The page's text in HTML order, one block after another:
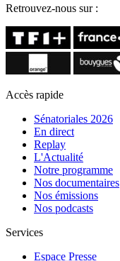
Retrouvez-nous sur :
Accès rapide
Sénatoriales 2026
En direct
Replay
L'Actualité
Notre programme
Nos documentaires
Nos émissions
Nos podcasts
Services
Espace Presse